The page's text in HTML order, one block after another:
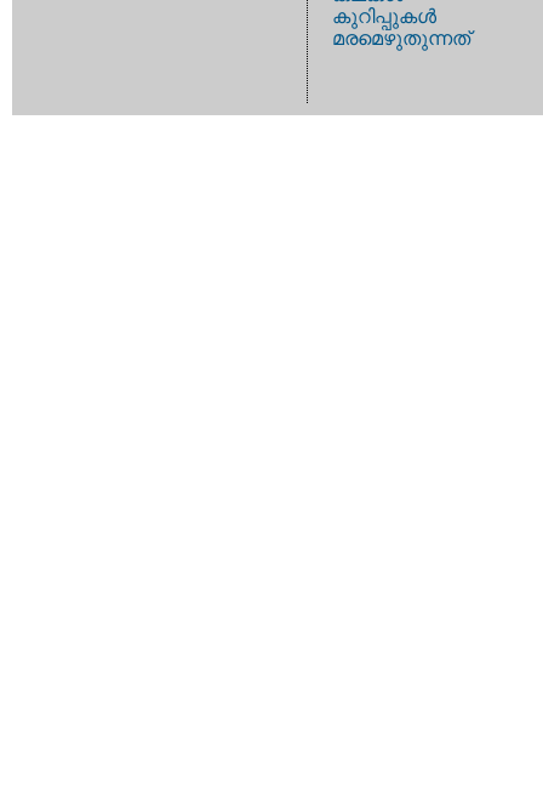
കുറിപ്പുകള്‍
മരമെഴുതുന്നത്